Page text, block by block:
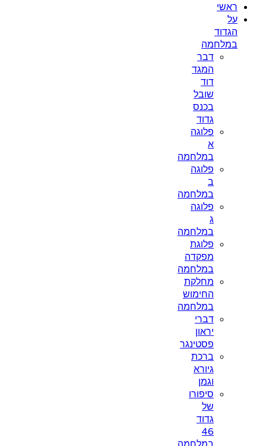
ראשי
על
הגדוד
במלחמה
דבר
המגד
דוד
שובל
בכנס
גדוד
פלוגה
א
במלחמה
פלוגה
ב
במלחמה
פלוגה
ג
במלחמה
פלוגת
מפקדה
במלחמה
מחלקת
החימוש
במלחמה
דברי
יראון
פסטינגר
ברכת
גיורא
וגמן
סיפורו
של
גדוד
46